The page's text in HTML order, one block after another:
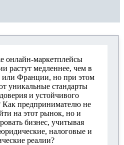
в Швейцарии:
онлайн-маркетплейсы
растут медленнее, чем в
или Франции, но при этом
уникальные стандарты
и устойчивого
Как предпринимателю не
на этот рынок, но и
бизнес, учитывая
налоговые и
реалии?